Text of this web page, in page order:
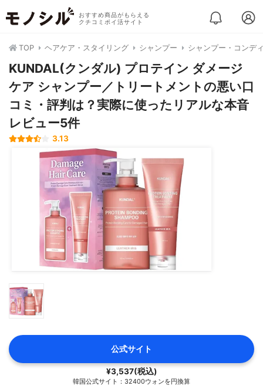
おすすめ商品がもらえる
クチコミポイ活サイト
TOP ヘアケア・スタイリング シャンプー シャンプー・コンデ
KUNDAL(クンダル) プロテイン ダメージ
ケア シャンプー／トリートメントの悪い口
コミ・評判は？実際に使ったリアルな本音
レビュー5件
3.13
公式サイト
¥3,537(税込)
韓国公式サイト：32400ウォンを円換算